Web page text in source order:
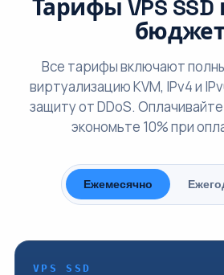
Тарифы VPS
Все тарифы включают
виртуализацию KVM, IPv4 и
защиту от DDoS.
экономьте 10% при
Ежемесячно
VPS SSD